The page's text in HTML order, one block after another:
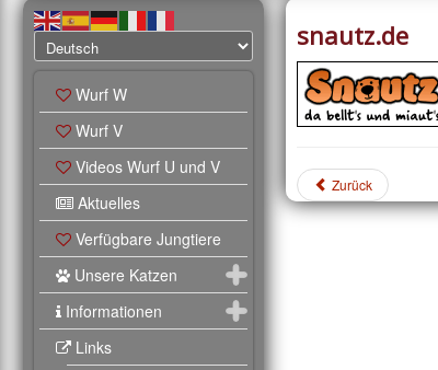
Wurf W
Wurf V
Videos Wurf U und V
Aktuelles
Verfügbare Jungtiere
Unsere Katzen
Informationen
Links
snautz.de
Zurück